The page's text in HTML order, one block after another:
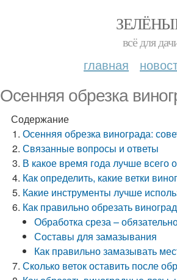
всё для
главная
Осенняя обрезка
Содержание
Осенняя обрезка винограда:
Связанные вопросы и ответы
В какое время года лучше всего
Как определить, какие ветки
Какие инструменты лучше
Как правильно обрезать
Обработка среза –
Составы для замазывания
Как правильно замазывать
Сколько веток оставить после